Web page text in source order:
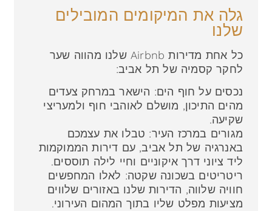
גלה את המיקומים המובילים
שלנו
כל אחת מדירות Airbnb שלנו מהווה שער
לחקר קסמיה של תל אביב:
נכסים על חוף הים: הישאר במרחק צעדים
מהים התיכון, מושלם לאוהבי חוף ולמעריצי
שקיעה.
מגורים במרכז העיר: טבלו את עצמכם
באנרגיה של תל אביב, עם דירות הממוקמות
ליד ציוני דרך איקוניים וחיי לילה תוססים.
ריטריטים בשכונה שקטה: לאלו המחפשים
חוויה שלווה, הדירות שלנו באזורים שלווים
מציעות מפלט שליו בתוך המהום העירוני.